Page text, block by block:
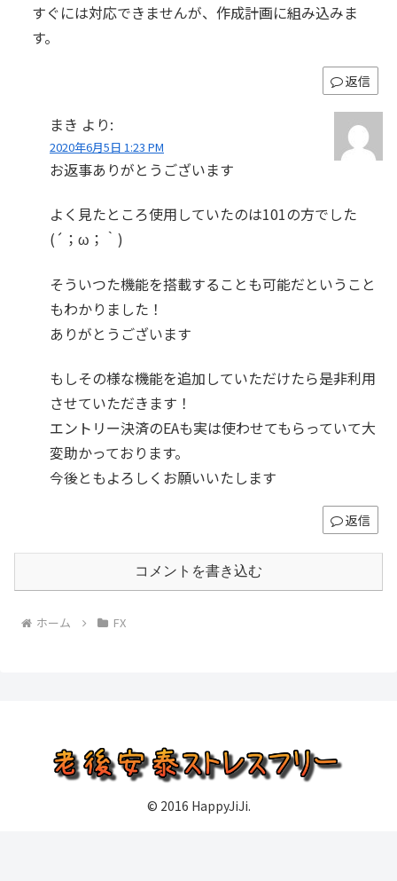
すぐには対応できませんが、作成計画に組み込みま
す。
返信
まき より:
2020年6月5日 1:23 PM
お返事ありがとうございます
よく見たところ使用していたのは101の方でした
(´；ω；｀)
そういつた機能を搭載することも可能だということ
もわかりました！
ありがとうございます
もしその様な機能を追加していただけたら是非利用
させていただきます！
エントリー決済のEAも実は使わせてもらっていて大
変助かっております。
今後ともよろしくお願いいたします
返信
コメントを書き込む
ホーム FX
© 2016 HappyJiJi.